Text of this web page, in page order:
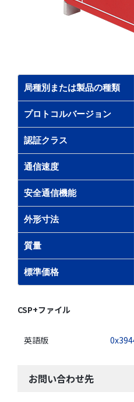
局種別または製品の種類
プロトコルバージョン
認証クラス
通信速度
安全通信機能
外形寸法
質量
標準価格
CSP+ファイル
英語版
お問い合わせ先